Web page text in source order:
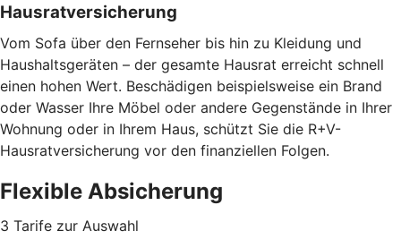
Hausratversicherung
Vom Sofa über den Fernseher bis hin zu Kleidung und
Haushaltsgeräten – der gesamte Hausrat erreicht schnell
einen hohen Wert. Beschädigen beispielsweise ein Brand
oder Wasser Ihre Möbel oder andere Gegenstände in Ihrer
Wohnung oder in Ihrem Haus, schützt Sie die R+V-
Hausratversicherung vor den finanziellen Folgen.
Flexible Absicherung
3 Tarife zur Auswahl